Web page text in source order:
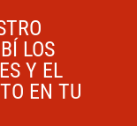
LOS
Y EL
EN TU